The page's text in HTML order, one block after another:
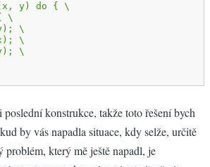
y) do { \
\
\
\
\
konstrukce, takže toto řešení bych
by vás napadla situace, kdy selže, určitě
problém, který mě ještě napadl, je